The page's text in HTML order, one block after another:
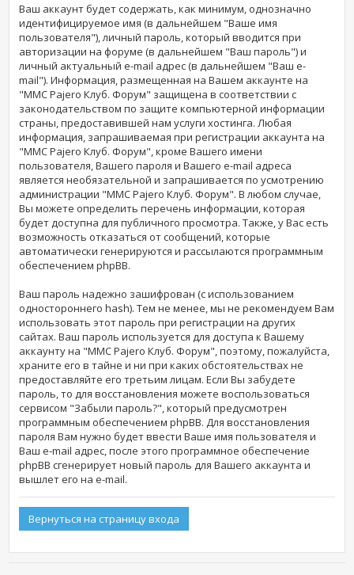
Ваш аккаунт будет содержать, как минимум, однозначно
идентифицируемое имя (в дальнейшем "Ваше имя
пользователя"), личный пароль, который вводится при
авторизации на форуме (в дальнейшем "Ваш пароль") и
личный актуальный e-mail адрес (в дальнейшем "Ваш e-
mail"). Информация, размещенная на Вашем аккаунте на
"MMC Pajero Клуб. Форум" защищена в соответствии с
законодательством по защите компьютерной информации
страны, предоставившей нам услуги хостинга. Любая
информация, запрашиваемая при регистрации аккаунта на
"MMC Pajero Клуб. Форум", кроме Вашего имени
пользователя, Вашего пароля и Вашего e-mail адреса
является необязательной и запрашивается по усмотрению
администрации "MMC Pajero Клуб. Форум". В любом случае,
Вы можете определить перечень информации, которая
будет доступна для публичного просмотра. Также, у Вас есть
возможность отказаться от сообщений, которые
автоматически генерируются и рассылаются программным
обеспечением phpBB.
Ваш пароль надежно зашифрован (с использованием
одностороннего hash). Тем не менее, мы не рекомендуем Вам
использовать этот пароль при регистрации на других
сайтах. Ваш пароль используется для доступа к Вашему
аккаунту на "MMC Pajero Клуб. Форум", поэтому, пожалуйста,
храните его в тайне и ни при каких обстоятельствах не
предоставляйте его третьим лицам. Если Вы забудете
пароль, то для восстановления можете воспользоваться
сервисом "Забыли пароль?", который предусмотрен
программным обеспечением phpBB. Для восстановления
пароля Вам нужно будет ввести Ваше имя пользователя и
Ваш e-mail адрес, после этого программное обеспечение
phpBB сгенерирует новый пароль для Вашего аккаунта и
вышлет его на e-mail.
Вернуться на страницу входа